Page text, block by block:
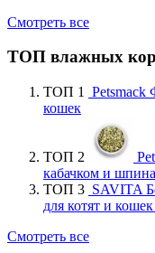
Смотреть все
ТОП влажных
ТОП 1
Petsmack
кошек
ТОП 2
кабачком и
ТОП 3 SAVITA
для котят и
Смотреть все